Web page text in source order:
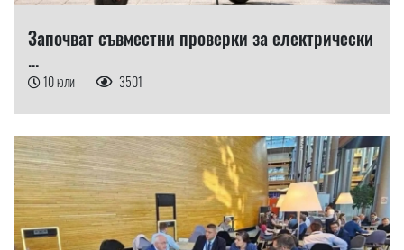
Започват съвместни проверки за електрически
...
10 юли 3501